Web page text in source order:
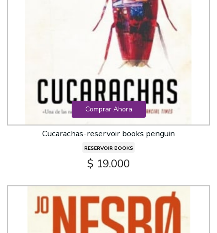
Comprar Ahora
Cucarachas-reservoir books penguin
RESERVOIR BOOKS
$ 19.000